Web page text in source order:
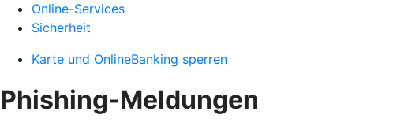
Online-Services
Sicherheit
Karte und OnlineBanking sperren
Phishing-Meldungen